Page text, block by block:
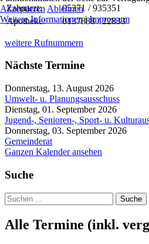
Zahnarzt:
05371 / 935351
Apotheke:
0137888 / 22833
weitere Rufnummern
Nächste Termine
Donnerstag, 13. August 2026
Umwelt- u. Planungsausschuss
Dienstag, 01. September 2026
Jugend-, Senioren-, Sport- u.
Donnerstag, 03. September 2026
Gemeinderat
Ganzen Kalender ansehen
Suche
Suche
Alle Termine (inkl.
Akzeptieren Ablehnen
Weitere Informationen|Impressum